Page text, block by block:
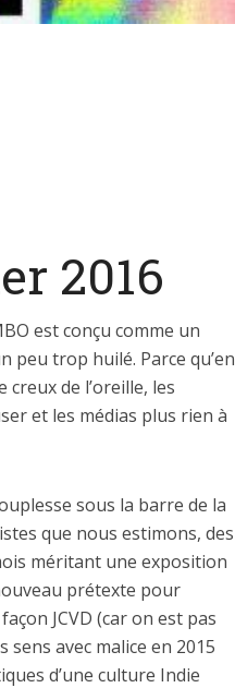
2016
est conçu comme un
peu trop huilé. Parce qu’en
creux de l’oreille, les
et les médias plus rien à
sous la barre de la
que nous estimons, des
méritant une exposition
prétexte pour
JCVD (car on est pas
sens avec malice en 2015
d’une culture Indie